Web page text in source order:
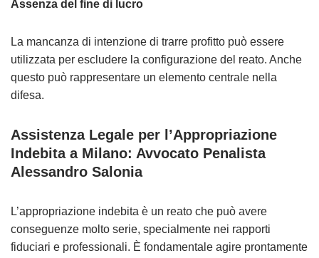
Assenza del fine di lucro
La mancanza di intenzione di trarre profitto può essere
utilizzata per escludere la configurazione del reato. Anche
questo può rappresentare un elemento centrale nella
difesa.
Assistenza Legale per l’Appropriazione
Indebita a Milano: Avvocato Penalista
Alessandro Salonia
L’appropriazione indebita è un reato che può avere
conseguenze molto serie, specialmente nei rapporti
fiduciari e professionali. È fondamentale agire prontamente